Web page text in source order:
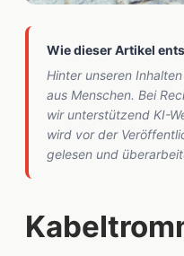
Wie dieser Artikel
Hinter unseren
aus Menschen. Bei
wir unterstützend KI-
wird vor der
gelesen und